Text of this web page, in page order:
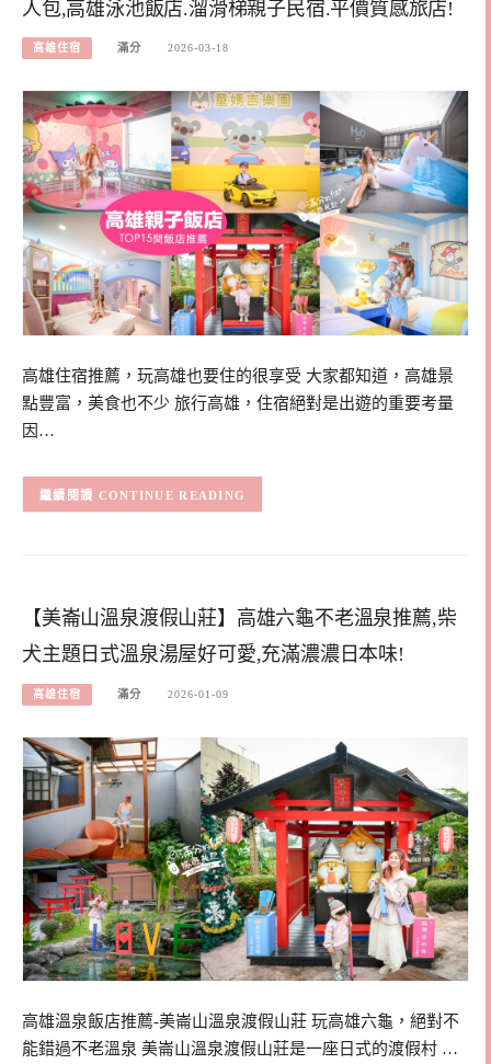
人包,高雄泳池飯店.溜滑梯親子民宿.平價質感旅店!
高雄住宿 滿分 2026-03-18
高雄住宿推薦，玩高雄也要住的很享受 大家都知道，高雄景
點豐富，美食也不少 旅行高雄，住宿絕對是出遊的重要考量
因…
CONTINUE READING
【美崙山溫泉渡假山莊】高雄六龜不老溫泉推薦,柴
犬主題日式溫泉湯屋好可愛,充滿濃濃日本味!
高雄住宿 滿分 2026-01-09
高雄溫泉飯店推薦-美崙山溫泉渡假山莊 玩高雄六龜，絕對不
能錯過不老溫泉 美崙山溫泉渡假山莊是一座日式的渡假村 …